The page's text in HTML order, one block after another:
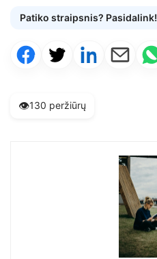
Patiko straipsnis? Pasidalink!
👁️130 peržiūrų